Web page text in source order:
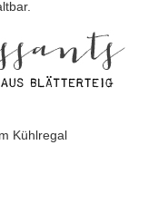
Kühlregal